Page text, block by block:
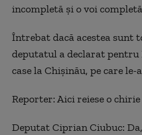
incompletă și o voi
Întrebat dacă acestea sunt
deputatul a declarat pentru
case la Chișinău, pe care
Reporter: Aici reiese o
Deputat Ciprian Ciubuc: